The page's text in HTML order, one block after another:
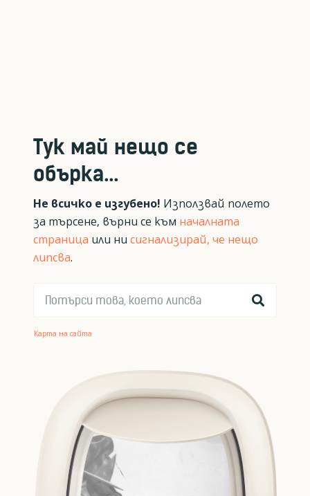
Тук май нещо се
обърка...
Не всичко е изгубено! Използвай полето
за търсене, върни се към началната
страница или ни сигнализирай, че нещо
липсва.
Карта на сайта